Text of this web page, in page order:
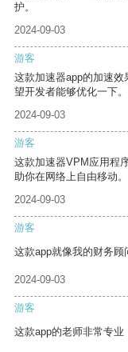
护。
2024-09-03
游客
这款加速器app的加速
望开发者能够优化一下。
2024-09-03
游客
这款加速器VPM应用程
助你在网络上自由移动。
2024-09-03
游客
这款app就像我的财务顾
2024-09-03
游客
这款app的老师非常专业